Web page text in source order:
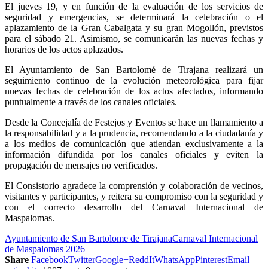
El jueves 19, y en función de la evaluación de los servicios de
seguridad y emergencias, se determinará la celebración o el
aplazamiento de la Gran Cabalgata y su gran Mogollón, previstos
para el sábado 21. Asimismo, se comunicarán las nuevas fechas y
horarios de los actos aplazados.
El Ayuntamiento de San Bartolomé de Tirajana realizará un
seguimiento continuo de la evolución meteorológica para fijar
nuevas fechas de celebración de los actos afectados, informando
puntualmente a través de los canales oficiales.
Desde la Concejalía de Festejos y Eventos se hace un llamamiento a
la responsabilidad y a la prudencia, recomendando a la ciudadanía y
a los medios de comunicación que atiendan exclusivamente a la
información difundida por los canales oficiales y eviten la
propagación de mensajes no verificados.
El Consistorio agradece la comprensión y colaboración de vecinos,
visitantes y participantes, y reitera su compromiso con la seguridad y
con el correcto desarrollo del Carnaval Internacional de
Maspalomas.
Ayuntamiento de San Bartolome de TirajanaCarnaval Internacional
de Maspalomas 2026
Share FacebookTwitterGoogle+ReddItWhatsAppPinterestEmail